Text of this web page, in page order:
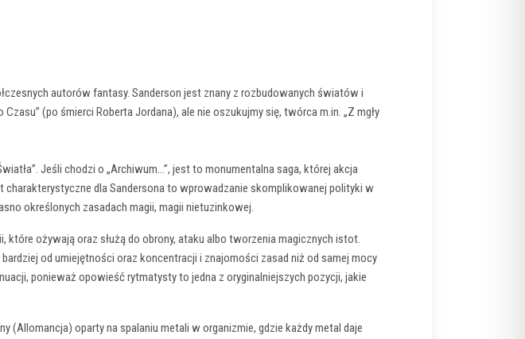
autorów fantasy. Sanderson jest znany z rozbudowanych światów i
(po śmierci Roberta Jordana), ale nie oszukujmy się, twórca m.in. „Z mgły
Jeśli chodzi o „Archiwum…”, jest to monumentalna saga, której akcja
charakterystyczne dla Sandersona to wprowadzanie skomplikowanej polityki w
określonych zasadach magii, magii nietuzinkowej.
które ożywają oraz służą do obrony, ataku albo tworzenia magicznych istot.
od umiejętności oraz koncentracji i znajomości zasad niż od samej mocy
ponieważ opowieść rytmatysty to jedna z oryginalniejszych pozycji, jakie
(Allomancja) oparty na spalaniu metali w organizmie, gdzie każdy metal daje